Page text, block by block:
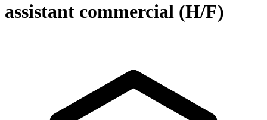
assistant commercial (H/F)